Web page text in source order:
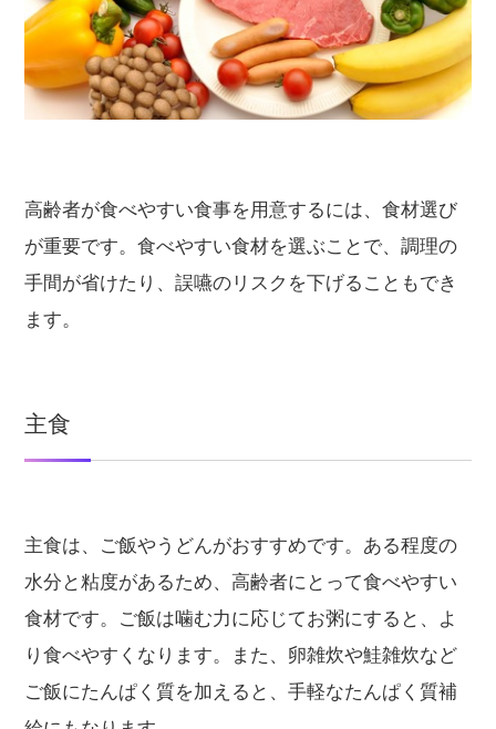
高齢者が食べやすい食事を用意するには、食材選び
が重要です。食べやすい食材を選ぶことで、調理の
手間が省けたり、誤嚥のリスクを下げることもでき
ます。
主食
主食は、ご飯やうどんがおすすめです。ある程度の
水分と粘度があるため、高齢者にとって食べやすい
食材です。ご飯は噛む力に応じてお粥にすると、よ
り食べやすくなります。また、卵雑炊や鮭雑炊など
ご飯にたんぱく質を加えると、手軽なたんぱく質補